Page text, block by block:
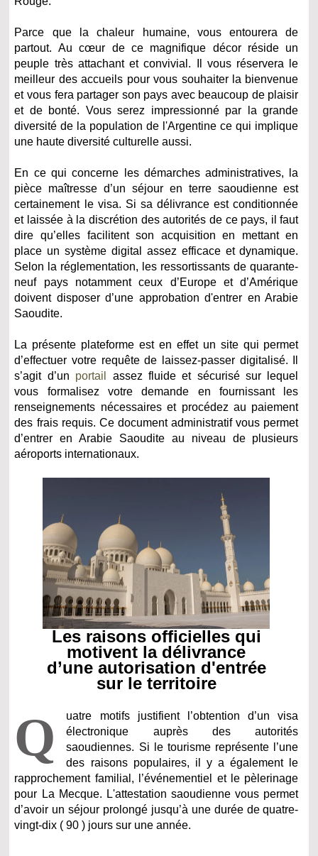
Parce que la chaleur humaine, vous entourera de
partout. Au cœur de ce magnifique décor réside un
peuple très attachant et convivial. Il vous réservera le
meilleur des accueils pour vous souhaiter la bienvenue
et vous fera partager son pays avec beaucoup de plaisir
et de bonté. Vous serez impressionné par la grande
diversité de la population de l'Argentine ce qui implique
une haute diversité culturelle aussi.
En ce qui concerne les démarches administratives, la
pièce maîtresse d’un séjour en terre saoudienne est
certainement le visa. Si sa délivrance est conditionnée
et laissée à la discrétion des autorités de ce pays, il faut
dire qu’elles facilitent son acquisition en mettant en
place un système digital assez efficace et dynamique.
Selon la réglementation, les ressortissants de quarante-
neuf pays notamment ceux d’Europe et d’Amérique
doivent disposer d’une approbation d'entrer en Arabie
Saoudite.
La présente plateforme est en effet un site qui permet
d’effectuer votre requête de laissez-passer digitalisé. Il
s’agit d’un portail
assez fluide et sécurisé sur lequel
vous formalisez votre demande en fournissant les
renseignements nécessaires et procédez au paiement
des frais requis. Ce document administratif vous permet
d’entrer en Arabie Saoudite au niveau de plusieurs
aéroports internationaux.
Les raisons officielles qui
motivent la délivrance
d’une autorisation d'entrée
sur le territoire
Q
uatre motifs justifient l’obtention d’un visa
électronique auprès des autorités
saoudiennes. Si le tourisme représente l’une
des raisons populaires, il y a également le
rapprochement familial, l’événementiel et le pèlerinage
pour La Mecque. L'attestation saoudienne vous permet
d’avoir un séjour prolongé jusqu’à une durée de quatre-
vingt-dix ( 90 ) jours sur une année.